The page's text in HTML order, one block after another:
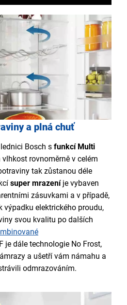
a plná chuť
Bosch s funkcí Multi
rovnoměrně v celém
tak zůstanou déle
super mrazení je vybaven
zásuvkami a v případě,
výpadku elektrického proudu,
svou kvalitu po dalších
je dále technologie No Frost,
a ušetří vám námahu a
odmrazováním.